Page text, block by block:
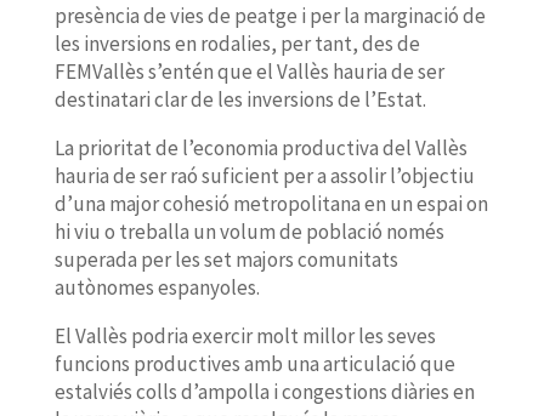
presència de vies de peatge i per la marginació de
les inversions en rodalies, per tant, des de
FEMVallès s’entén que el Vallès hauria de ser
destinatari clar de les inversions de l’Estat.
La prioritat de l’economia productiva del Vallès
hauria de ser raó suficient per a assolir l’objectiu
d’una major cohesió metropolitana en un espai on
hi viu o treballa un volum de població només
superada per les set majors comunitats
autònomes espanyoles.
El Vallès podria exercir molt millor les seves
funcions productives amb una articulació que
estalviés colls d’ampolla i congestions diàries en